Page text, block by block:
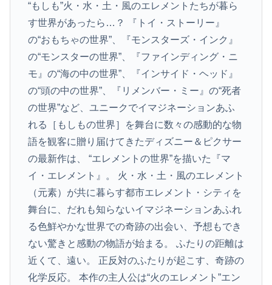
“もしも”火・水・土・風のエレメントたちが暮ら
す世界があったら…？ 『トイ・ストーリー』
の“おもちゃの世界”、『モンスターズ・インク』
の“モンスターの世界”、『ファインディング・ニ
モ』の“海の中の世界”、『インサイド・ヘッド』
の“頭の中の世界”、『リメンバー・ミー』の“死者
の世界”など、ユニークでイマジネーションあふ
れる［もしもの世界］を舞台に数々の感動的な物
語を観客に贈り届けてきたディズニー＆ピクサー
の最新作は、 “エレメントの世界”を描いた『マ
イ・エレメント』。 火・水・土・風のエレメント
（元素）が共に暮らす都市エレメント・シティを
舞台に、だれも知らないイマジネーションあふれ
る色鮮やかな世界での奇跡の出会い、予想もでき
ない驚きと感動の物語が始まる。 ふたりの距離は
近くて、遠い。 正反対のふたりが起こす、奇跡の
化学反応。 本作の主人公は“火のエレメント”エン